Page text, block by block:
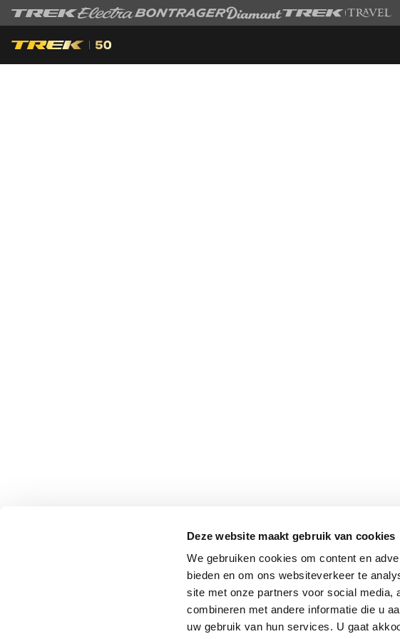
Deze website maakt gebruik van cookies
We gebruiken cookies om content en
bieden en om ons websiteverkeer te
site met onze partners voor social media,
combineren met andere informatie die u
uw gebruik van hun services. U gaat